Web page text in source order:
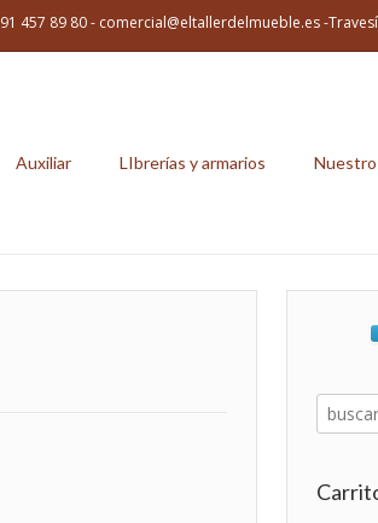
91 457 89 80 - comercial@eltallerdelmueble.es -
Auxiliar LIbrerías y armarios